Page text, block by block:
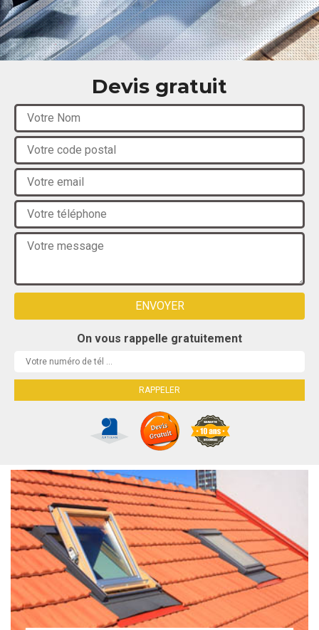
Devis gratuit
On vous rappelle gratuitement